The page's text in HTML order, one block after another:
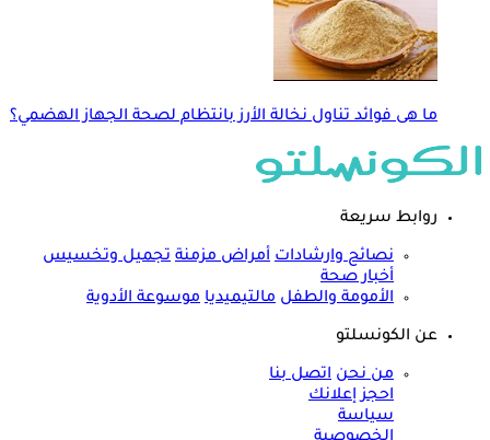
ما هى فوائد تناول نخالة الأرز بانتظام لصحة الجهاز الهضمي؟
روابط سريعة
نصائح وارشادات أمراض مزمنة تجميل وتخسيس
أخبار صحة
الأمومة والطفل مالتيميديا موسوعة الأدوية
عن الكونسلتو
من نحن اتصل بنا
احجز إعلانك
سياسة